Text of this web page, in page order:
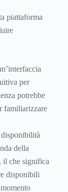
piattaforma
per
potrebbe
familiarizzare
della
il che significa
disponibili